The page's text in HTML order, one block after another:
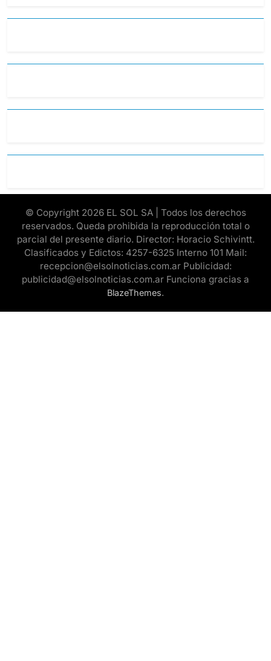
© Copyright 2026 EL SOL SA | Todos los derechos
reservados. Queda prohibida la reproducción total o
parcial del presente diario. Director: Horacio Schivintt.
Clasificados y Edictos: 4257-6325 Interno 101 Mail:
recepcion@elsolnoticias.com.ar Publicidad:
publicidad@elsolnoticias.com.ar Funciona gracias a
BlazeThemes.